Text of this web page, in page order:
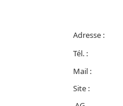
Adresse :
Tél. :
Mail :
Site :